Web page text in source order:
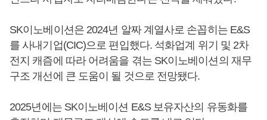
SK이노베이션은 2024년 알짜 계열사로 손꼽히는 E&S
를 사내기업(CIC)으로 편입했다. 석화업계 위기 및 2차
전지 캐즘에 따라 어려움을 겪는 SK이노베이션의 재무
구조 개선에 큰 도움이 될 것으로 전망됐다.
2025년에는 SK이노베이션 E&S 보유자산의 유동화를